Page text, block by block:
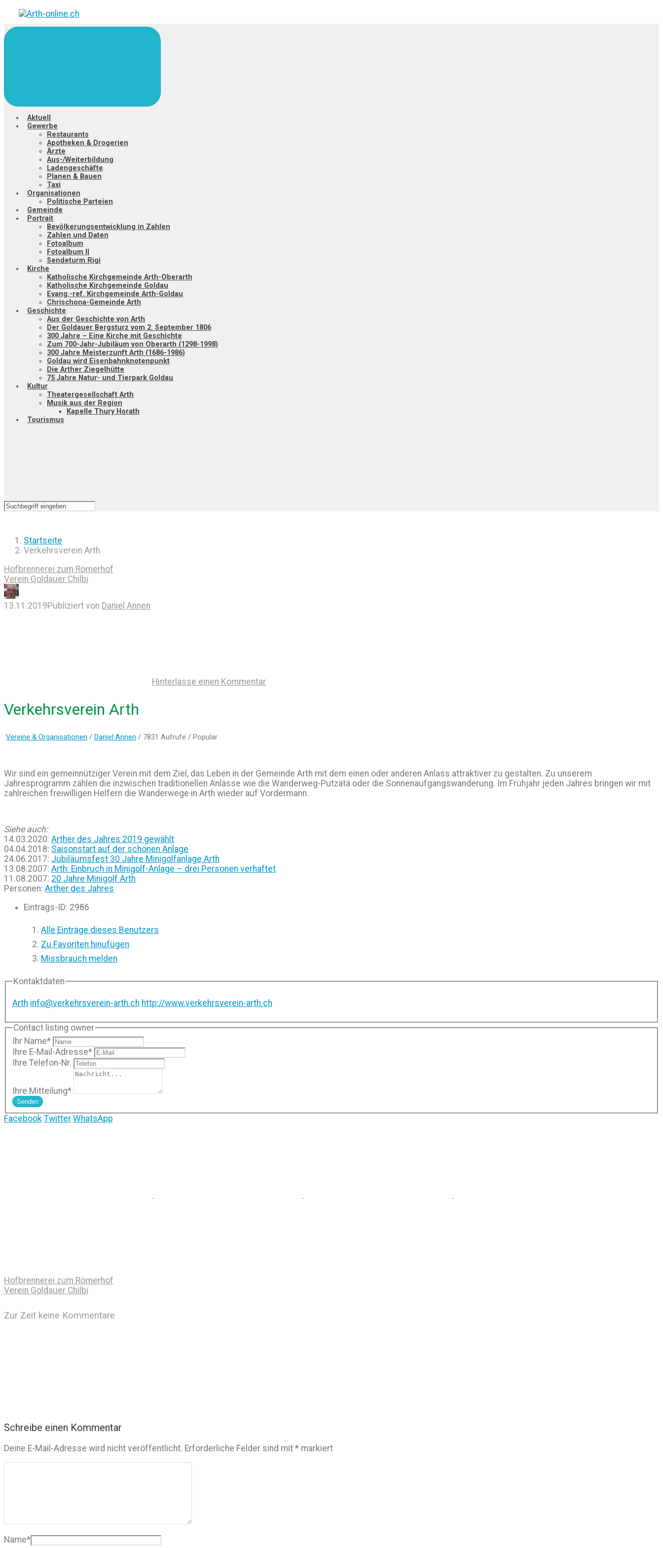
Zum
Hauptinhalt
springen
Aktuell
Gewerbe
Restaurants
Apotheken & Drogerien
Ärzte
Aus-/Weiterbildung
Ladengeschäfte
Planen & Bauen
Taxi
Organisationen
Politische Parteien
Gemeinde
Portrait
Bevölkerungsentwicklung in Zahlen
Zahlen und Daten
Fotoalbum
Fotoalbum II
Sendeturm Rigi
Kirche
Katholische Kirchgemeinde Arth-Oberarth
Katholische Kirchgemeinde Goldau
Evang.-ref. Kirchgemeinde Arth-Goldau
Chrischona-Gemeinde Arth
Geschichte
Aus der Geschichte von Arth
Der Goldauer Bergsturz vom 2. September 1806
300 Jahre – Eine Kirche mit Geschichte
Zum 700-Jahr-Jubiläum von Oberarth (1298-1998)
300 Jahre Meisterzunft Arth (1686-1986)
Goldau wird Eisenbahnknotenpunkt
Die Arther Ziegelhütte
75 Jahre Natur- und Tierpark Goldau
Kultur
Theatergesellschaft Arth
Musik aus der Region
Kapelle Thury Horath
Tourismus
Startseite
Verkehrsverein Arth
Hofbrennerei zum Römerhof
Verein Goldauer Chilbi
13.11.2019Publiziert von Daniel Annen
Hinterlasse einen Kommentar
Verkehrsverein Arth
Vereine & Organisationen / Daniel Annen / 7831 Aufrufe / Popular
Wir sind ein gemeinnütziger Verein mit dem Ziel, das Leben in der Gemeinde Arth mit dem einen oder anderen Anlass attraktiver zu gestalten. Zu unserem
Jahresprogramm zählen die inzwischen traditionellen Anlässe wie die Wanderweg-Putzätä oder die Sonnenaufgangswanderung. Im Frühjahr jeden Jahres bringen wir mit
zahlreichen freiwilligen Helfern die Wanderwege in Arth wieder auf Vordermann.
Siehe auch:
14.03.2020: Arther des Jahres 2019 gewählt
04.04.2018: Saisonstart auf der schönen Anlage
24.06.2017: Jubiläumsfest 30 Jahre Minigolfanlage Arth
13.08.2007: Arth: Einbruch in Minigolf-Anlage – drei Personen verhaftet
11.08.2007: 20 Jahre Minigolf Arth
Personen: Arther des Jahres
Eintrags-ID: 2986
Alle Einträge dieses Benutzers
Zu Favoriten hinufügen
Missbrauch melden
Kontaktdaten
Arth info@verkehrsverein-arth.ch http://www.verkehrsverein-arth.ch
Contact listing owner
Ihr Name*
Ihre E-Mail-Adresse*
Ihre Telefon-Nr.
Ihre Mitteilung*
Senden
Facebook Twitter WhatsApp
Hofbrennerei zum Römerhof
Verein Goldauer Chilbi
Zur Zeit keine Kommentare
Schreibe einen Kommentar
Deine E-Mail-Adresse wird nicht veröffentlicht. Erforderliche Felder sind mit * markiert
Name*